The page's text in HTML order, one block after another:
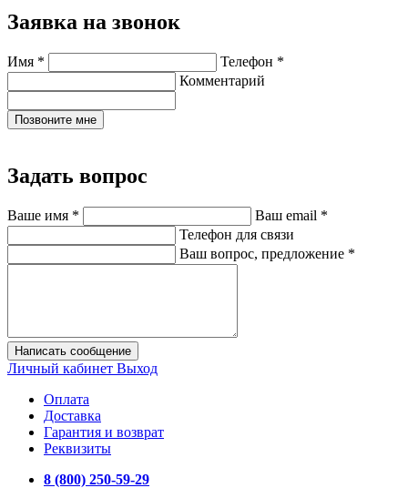
Заявка на звонок
Имя * Телефон *
Комментарий
Позвоните мне
Задать вопрос
Ваше имя * Ваш email *
Телефон для связи
Ваш вопрос, предложение *
Написать сообщение
Личный кабинет Выход
Оплата
Доставка
Гарантия и возврат
Реквизиты
8 (800) 250-59-29